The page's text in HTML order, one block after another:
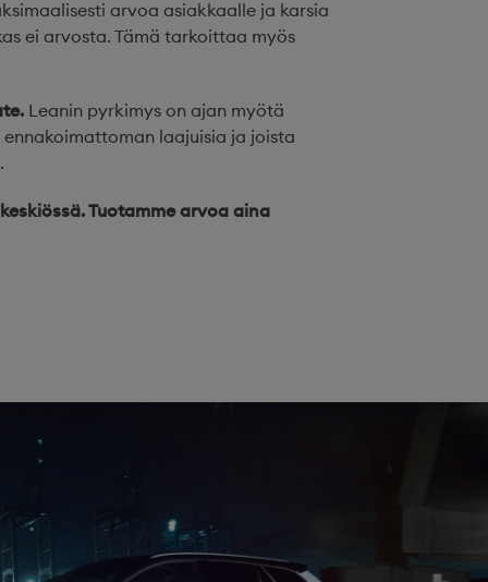
arvoa asiakkaalle ja karsia
ei arvosta. Tämä tarkoittaa myös
Leanin pyrkimys on ajan myötä
laajuisia ja joista
Tuotamme arvoa aina